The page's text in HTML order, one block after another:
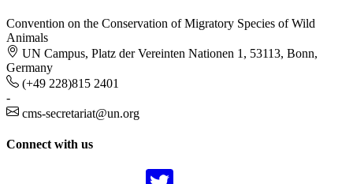
Convention on the Conservation of Migratory Species of Wild
Animals
UN Campus, Platz der Vereinten Nationen 1, 53113, Bonn,
Germany
(+49 228)815 2401
-
cms-secretariat@un.org
Connect with us